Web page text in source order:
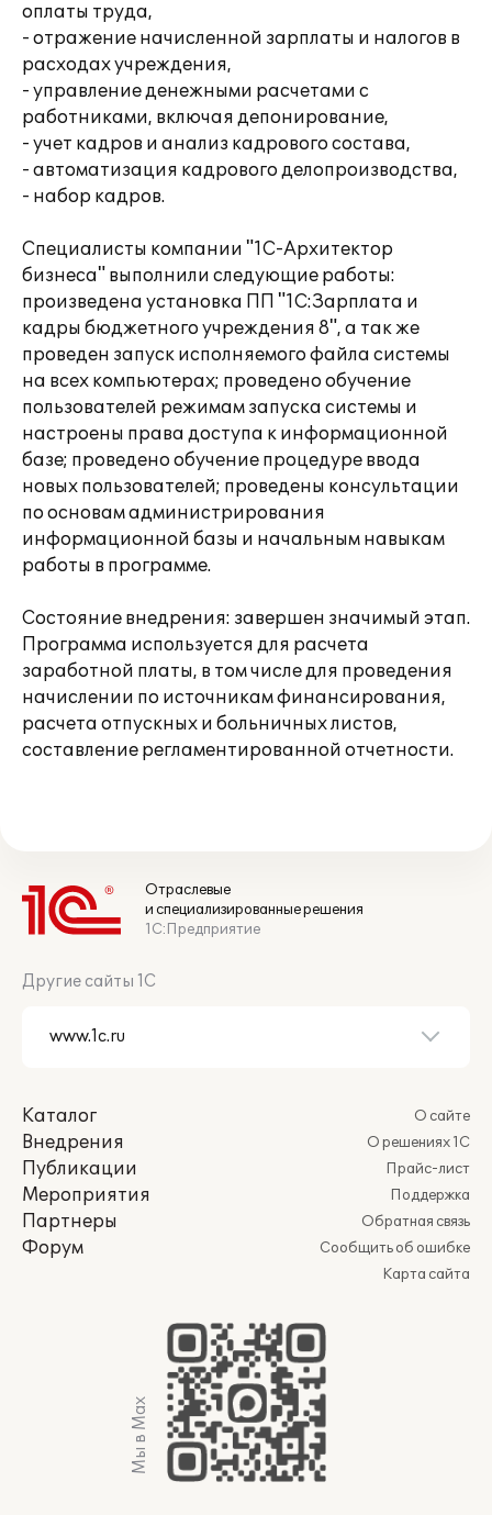
оплаты труда,
- отражение начисленной зарплаты и налогов в
расходах учреждения,
- управление денежными расчетами с
работниками, включая депонирование,
- учет кадров и анализ кадрового состава,
- автоматизация кадрового делопроизводства,
- набор кадров.
Специалисты компании "1С-Архитектор
бизнеса" выполнили следующие работы:
произведена установка ПП "1С:Зарплата и
кадры бюджетного учреждения 8", а так же
проведен запуск исполняемого файла системы
на всех компьютерах; проведено обучение
пользователей режимам запуска системы и
настроены права доступа к информационной
базе; проведено обучение процедуре ввода
новых пользователей; проведены консультации
по основам администрирования
информационной базы и начальным навыкам
работы в программе.
Состояние внедрения: завершен значимый этап.
Программа используется для расчета
заработной платы, в том числе для проведения
начислении по источникам финансирования,
расчета отпускных и больничных листов,
составление регламентированной отчетности.
Отраслевые
и специализированные решения
1С:Предприятие
Другие сайты 1С
Каталог
Внедрения
Публикации
Мероприятия
Партнеры
Форум
О сайте
О решениях 1С
Прайс-лист
Поддержка
Обратная связь
Сообщить об ошибке
Карта сайта
Мы в Max